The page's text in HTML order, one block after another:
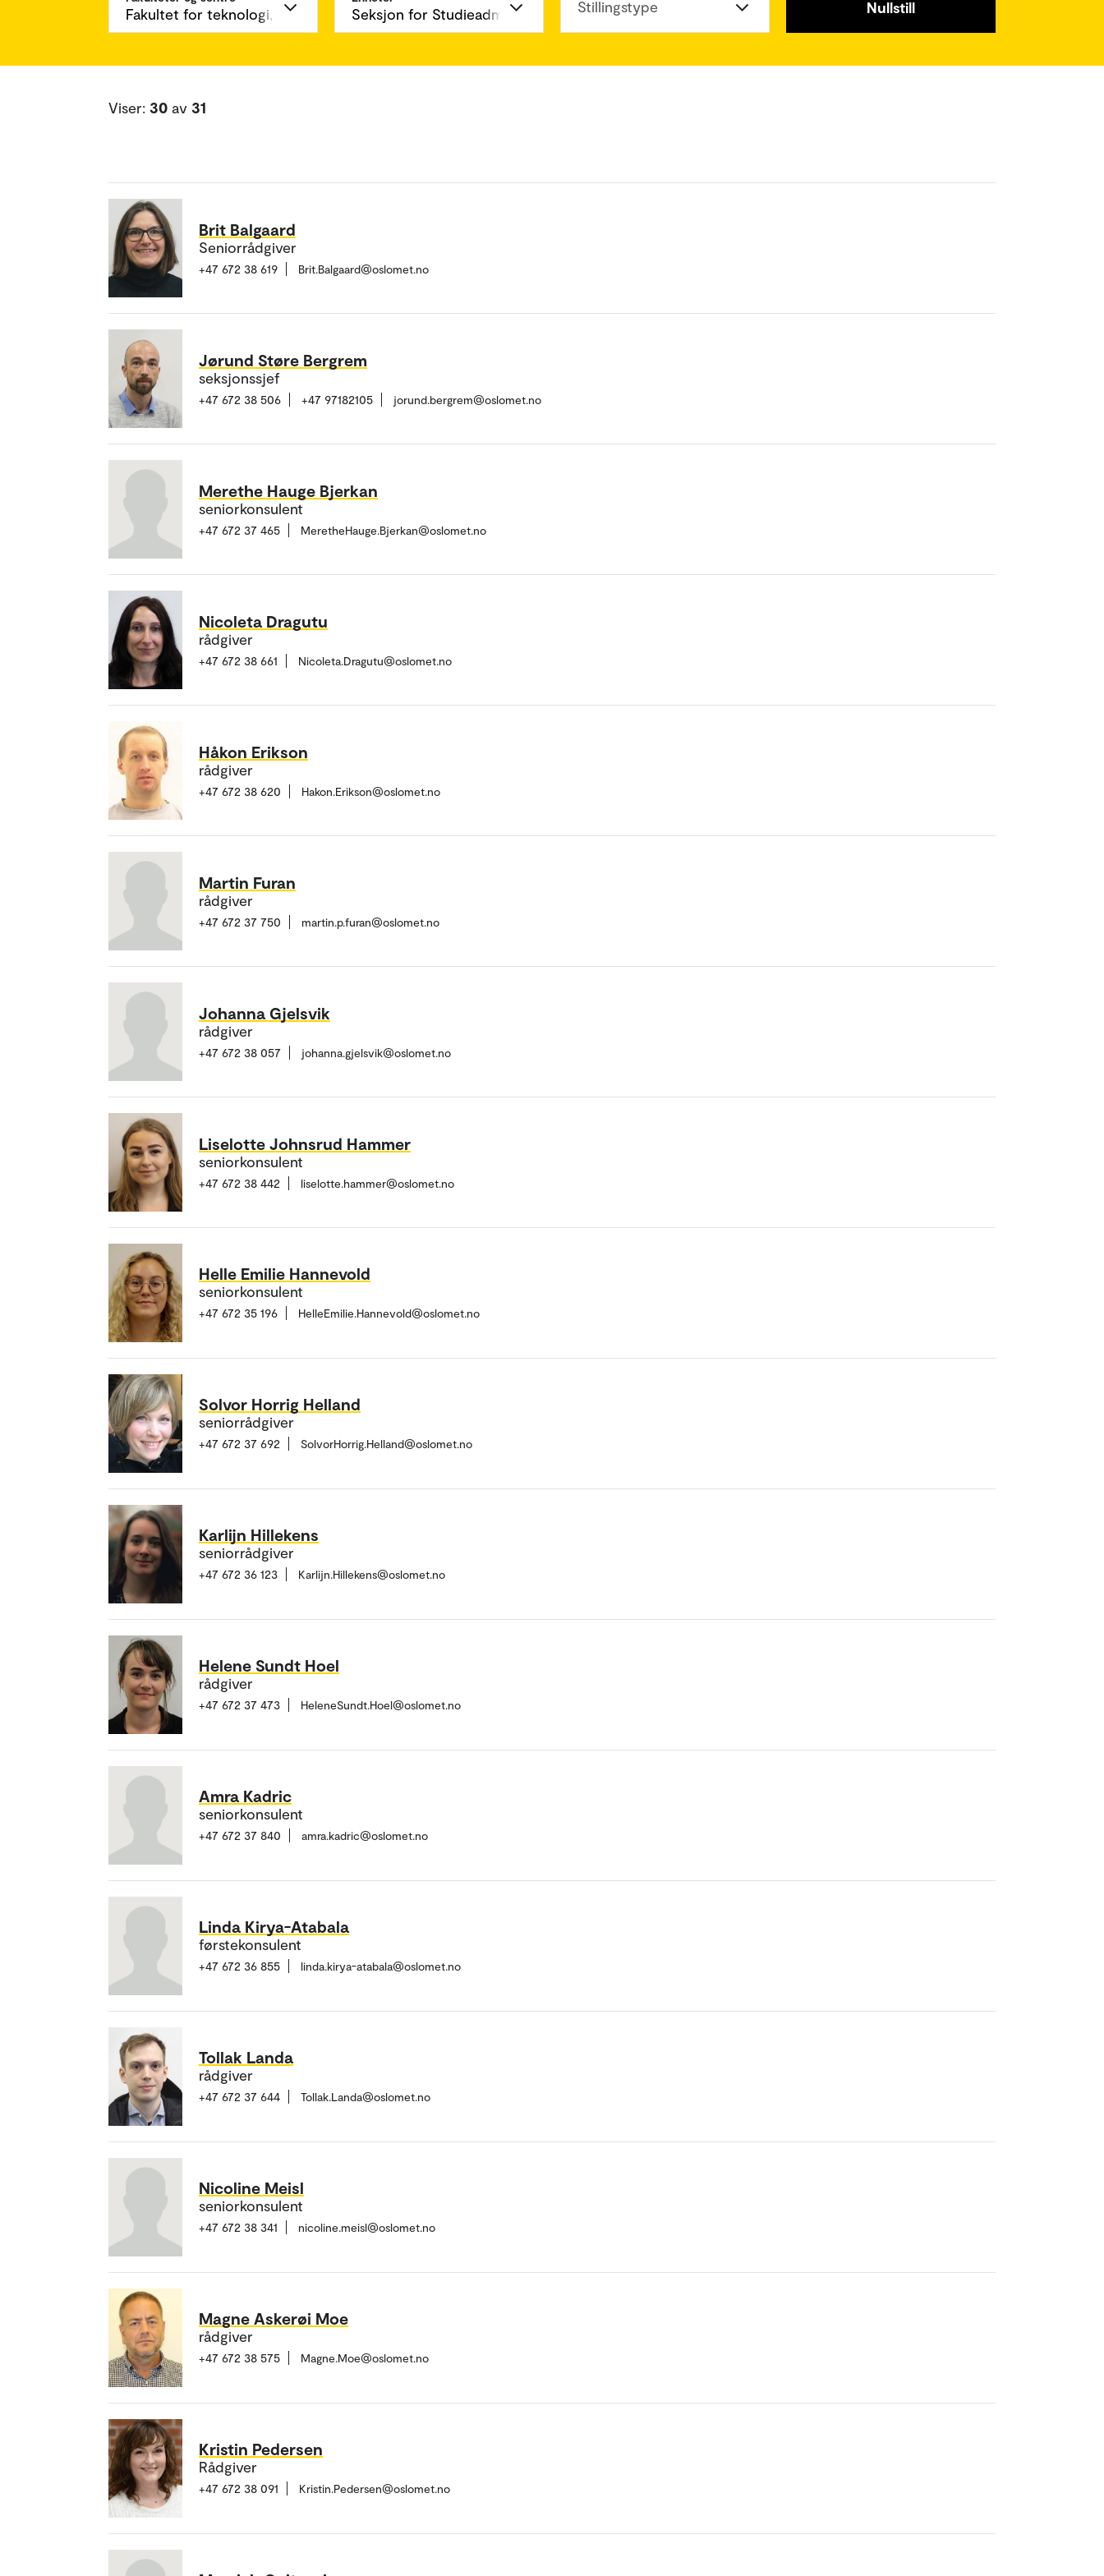
Stillingstype Nullstill
Viser: 30 av 31
Brit Balgaard
Seniorrådgiver
+47 672 38 619 Brit.Balgaard@oslomet.no
Jørund Støre Bergrem
seksjonssjef
+47 672 38 506 +47 97182105 jorund.bergrem@oslomet.no
Merethe Hauge Bjerkan
seniorkonsulent
+47 672 37 465 MeretheHauge.Bjerkan@oslomet.no
Nicoleta Dragutu
rådgiver
+47 672 38 661 Nicoleta.Dragutu@oslomet.no
Håkon Erikson
rådgiver
+47 672 38 620 Hakon.Erikson@oslomet.no
Martin Furan
rådgiver
+47 672 37 750 martin.p.furan@oslomet.no
Johanna Gjelsvik
rådgiver
+47 672 38 057 johanna.gjelsvik@oslomet.no
Liselotte Johnsrud Hammer
seniorkonsulent
+47 672 38 442 liselotte.hammer@oslomet.no
Helle Emilie Hannevold
seniorkonsulent
+47 672 35 196 HelleEmilie.Hannevold@oslomet.no
Solvor Horrig Helland
seniorrådgiver
+47 672 37 692 SolvorHorrig.Helland@oslomet.no
Karlijn Hillekens
seniorrådgiver
+47 672 36 123 Karlijn.Hillekens@oslomet.no
Helene Sundt Hoel
rådgiver
+47 672 37 473 HeleneSundt.Hoel@oslomet.no
Amra Kadric
seniorkonsulent
+47 672 37 840 amra.kadric@oslomet.no
Linda Kirya-Atabala
førstekonsulent
+47 672 36 855 linda.kirya-atabala@oslomet.no
Tollak Landa
rådgiver
+47 672 37 644 Tollak.Landa@oslomet.no
Nicoline Meisl
seniorkonsulent
+47 672 38 341 nicoline.meisl@oslomet.no
Magne Askerøi Moe
rådgiver
+47 672 38 575 Magne.Moe@oslomet.no
Kristin Pedersen
Rådgiver
+47 672 38 091 Kristin.Pedersen@oslomet.no